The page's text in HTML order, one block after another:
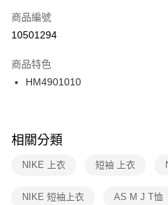
【「AFTEE先享後付」結帳流程】
１．於結帳方式選擇「AFTEE先享後付
２．訂單成立數日內，您將收到繳費通
３．收到繳費通知簡訊後14天內，點擊
ATM／網路銀行／等多元方式進行付款
※ 交易是否成功請以「AFTEE先享後付
是否繳費成功／繳費後需取消欲退款等
客戶支援中心」
https://
１．透過由恩沛科技股份有限公司提供
宅配
每筆NT$100，滿NT$1,500(含以上)
付款後門市自取
每筆NT$100，滿NT$1,500(含以上)
商品編號
10501294
商品特色
HM4901010
相關分類
NIKE 上衣 短袖 上衣
NIKE 短袖上衣 AS M J T恤